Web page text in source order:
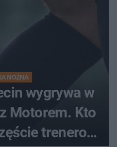
NOŻNA
wygrywa w
Motorem. Kto
trenerowi